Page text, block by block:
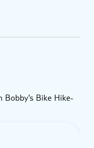
Bobby's Bike Hike-